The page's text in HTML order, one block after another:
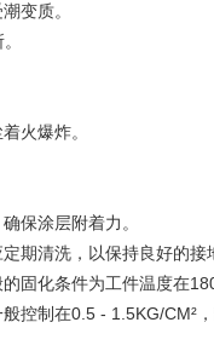
变质。
火爆炸。
保涂层附着力。
期清洗，以保持良好的接
固化条件为工件温度在
控制在0.5 - 1.5KG/CM²